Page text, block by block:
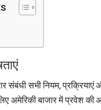
संबंधी सभी नियम,
अमेरिकी बाजार में प्रवेश की